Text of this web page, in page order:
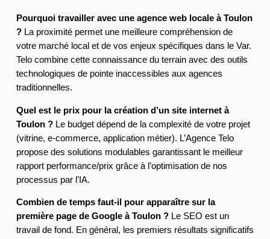
Pourquoi travailler avec une agence web locale à Toulon
?La proximité permet une meilleure compréhension de
votre marché local et de vos enjeux spécifiques dans le Var.
Telo combine cette connaissance du terrain avec des outils
technologiques de pointe inaccessibles aux agences
traditionnelles.
Quel est le prix pour la création d’un site internet à
Toulon ?Le budget dépend de la complexité de votre projet
(vitrine, e-commerce, application métier). L’Agence Telo
propose des solutions modulables garantissant le meilleur
rapport performance/prix grâce à l’optimisation de nos
processus par l’IA.
Combien de temps faut-il pour apparaître sur la
première page de Google à Toulon ?Le SEO est un
travail de fond. En général, les premiers résultats significatifs